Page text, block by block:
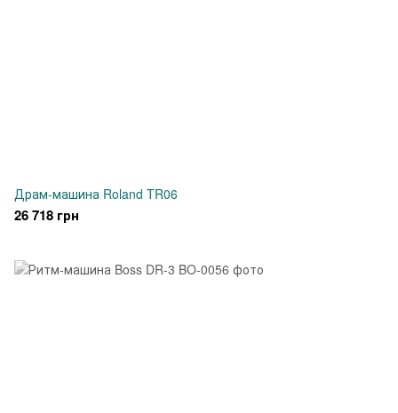
Драм-машина Roland TR06
26 718 грн